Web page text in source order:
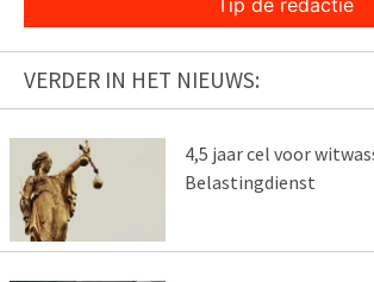
Tip de redactie
VERDER IN HET NIEUWS:
4,5 jaar cel voor
Belastingdienst